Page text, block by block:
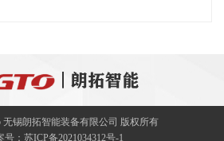
无锡朗拓智能装备有限公司 版权所有
号： 苏ICP备2021034312号-1